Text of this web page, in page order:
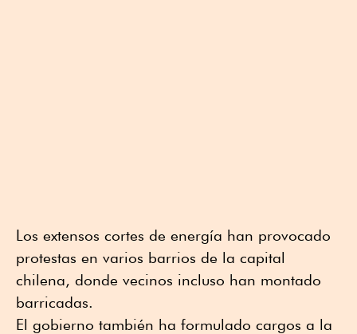
Los extensos cortes de energía han provocado
protestas en varios barrios de la capital
chilena, donde vecinos incluso han montado
barricadas.
El gobierno también ha formulado cargos a la